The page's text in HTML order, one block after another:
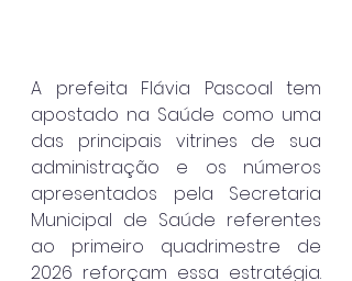
A prefeita Flávia Pascoal tem
apostado na Saúde como uma
das principais vitrines de sua
administração e os números
apresentados pela Secretaria
Municipal de Saúde referentes
ao primeiro quadrimestre de
2026 reforçam essa estratégia.